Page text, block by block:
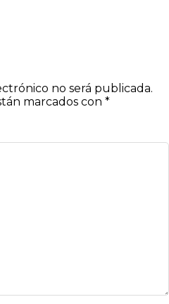
no será publicada.
marcados con *